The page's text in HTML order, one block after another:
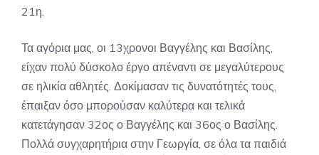
21η.
Τα αγόρια μας, οι 13χρονοι Βαγγέλης και Βασίλης,
είχαν πολύ δύσκολο έργο απέναντι σε μεγαλύτερους
σε ηλικία αθλητές. Δοκίμασαν τις δυνατότητές τους,
έπαιξαν όσο μπορούσαν καλύτερα και τελικά
κατετάγησαν 32ος ο Βαγγέλης και 36ος ο Βασίλης.
Πολλά συγχαρητήρια στην Γεωργία, σε όλα τα παιδιά